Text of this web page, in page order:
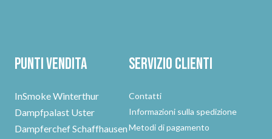
Punti vendita
InSmoke Winterthur
Dampfpalast Uster
Dampferchef Schaffhausen
Servizio clienti
Contatti
Informazioni sulla spedizione
Metodi di pagamento